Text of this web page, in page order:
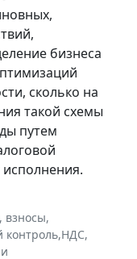
бизнеса
сколько на
такой схемы
путем
взносы,
контроль,НДС,